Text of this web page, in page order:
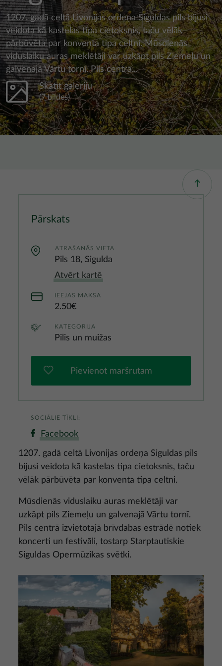
1207. gadā celtā Livonijas ordeņa Siguldas pils bijusi
veidota kā kastelas tipa cietoksnis, taču vēlāk
pārbūvēta par konventa tipa celtni. Mūsdienās
viduslaiku auras meklētāji var uzkāpt pils Ziemeļu un
galvenajā Vārtu tornī. Pils centrā...
Skatīt galeriju
(7 bildes)
1207. gadā celtā Livonijas ordeņa Siguldas pils
bijusi veidota kā kastelas tipa cietoksnis, taču
vēlāk pārbūvēta par konventa tipa celtni.
Mūsdienās viduslaiku auras meklētāji var
uzkāpt pils Ziemeļu un galvenajā Vārtu tornī.
Pils centrā izvietotajā brīvdabas estrādē notiek
koncerti un festivāli, tostarp Starptautiskie
Siguldas Opermūzikas svētki.
Attēls Attēls
Pārskats
ATRAŠANĀS VIETA
Pils 18, Sigulda
Atvērt kartē
IEEJAS MAKSA
2.50€
KATEGORIJA
Pilis un muižas
Pievienot maršrutam
SOCIĀLIE TĪKLI:
Facebook